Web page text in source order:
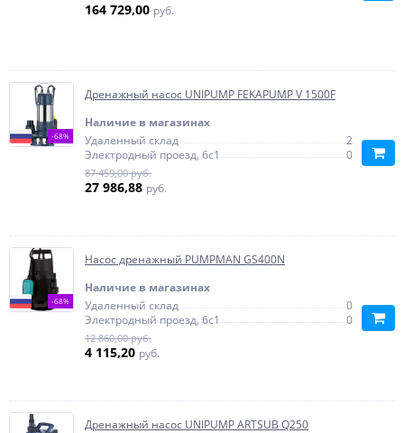
164 729,00 руб.
-68%
Дренажный насос UNIPUMP FEKAPUMP V 1500F
Наличие в магазинах
Удаленный склад
2
Электродный проезд, 6с1
0
87 459,00 руб.
27 986,88 руб.
-68%
Насос дренажный PUMPMAN GS400N
Наличие в магазинах
Удаленный склад
0
Электродный проезд, 6с1
0
12 860,00 руб.
4 115,20 руб.
Дренажный насос UNIPUMP ARTSUB Q250